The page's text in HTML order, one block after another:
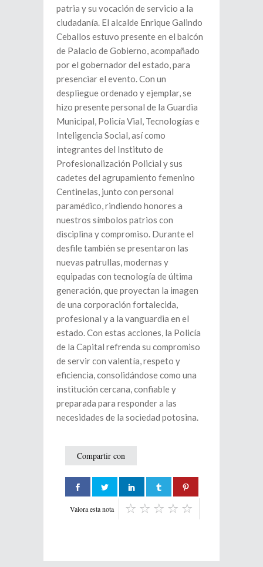
patria y su vocación de servicio a la
ciudadanía. El alcalde Enrique Galindo
Ceballos estuvo presente en el balcón
de Palacio de Gobierno, acompañado
por el gobernador del estado, para
presenciar el evento. Con un
despliegue ordenado y ejemplar, se
hizo presente personal de la Guardia
Municipal, Policía Vial, Tecnologías e
Inteligencia Social, así como
integrantes del Instituto de
Profesionalización Policial y sus
cadetes del agrupamiento femenino
Centinelas, junto con personal
paramédico, rindiendo honores a
nuestros símbolos patrios con
disciplina y compromiso. Durante el
desfile también se presentaron las
nuevas patrullas, modernas y
equipadas con tecnología de última
generación, que proyectan la imagen
de una corporación fortalecida,
profesional y a la vanguardia en el
estado. Con estas acciones, la Policía
de la Capital refrenda su compromiso
de servir con valentía, respeto y
eficiencia, consolidándose como una
institución cercana, confiable y
preparada para responder a las
necesidades de la sociedad potosina.
Compartir con
Valora esta nota